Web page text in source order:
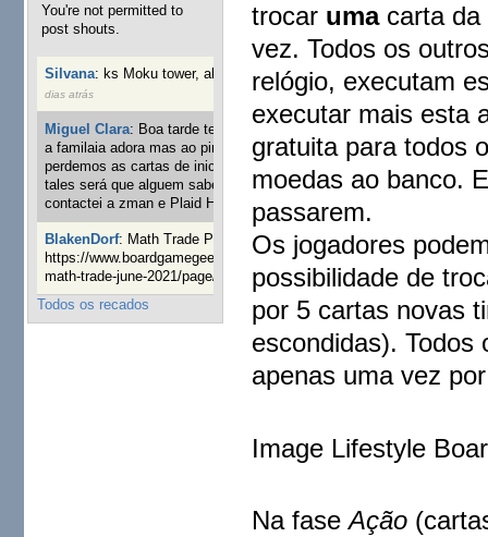
You're not permitted to
post shouts.
Silvana: ks Moku tower, alguém interessado?
40 semanas 6
dias atrás
Miguel Clara: Boa tarde tenho jogo Mice and mistics que
a familaia adora mas ao pintarmos as miniaturas
perdemos as cartas de iniciaticva da expanção downood
tales será que alguem sabe onde adquirir as cartas já
contactei a zman e Plaid Hat e nada
1 ano 8 semanas atrás
BlakenDorf: Math Trade Portuguesa a decorrer. Aqui:
https://www.boardgamegeek.com/geeklist/286035/portugal-
math-trade-june-2021/page/1
1 ano 9 semanas atrás
Todos os recados
trocar umacarta da
vez. Todos os
relógio, executam
executar mais esta
gratuita para todos
moedas ao banco.
passarem.
Os jogadores
possibilidade de
por 5 cartas novas
escondidas). Todos
apenas uma vez
Image Lifestyle
Na faseAção